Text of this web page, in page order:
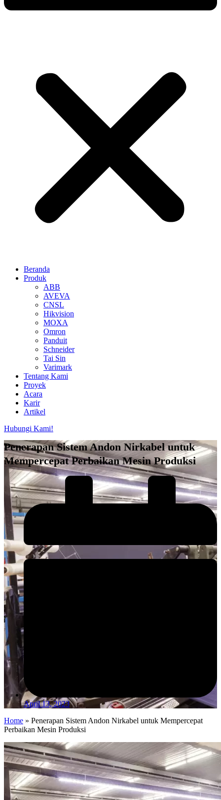
Beranda
Produk
ABB
AVEVA
CNSL
Hikvision
MOXA
Omron
Panduit
Schneider
Tai Sin
Varimark
Tentang Kami
Proyek
Acara
Karir
Artikel
Hubungi Kami!
Penerapan Sistem Andon Nirkabel untuk
Mempercepat Perbaikan Mesin Produksi
April 13, 2023
Home » Penerapan Sistem Andon Nirkabel untuk Mempercepat
Perbaikan Mesin Produksi